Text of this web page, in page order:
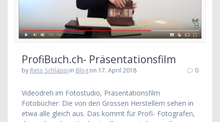
ProfiBuch.ch- Präsentationsfilm
by Reto Schläppiin Blogon 17. April 2018 0
Videodreh im Fotostudio, Präsentationsfilm
Fotobücher: Die von den Grossen Herstellern sehen in
etwa alle gleich aus. Das kommt für Profi- Fotografen,